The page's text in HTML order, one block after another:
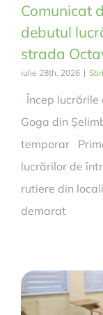
Comunicat
debutul
strada
iulie 28th, 2026 | Stiri
Încep
Goga din
temporar
lucrărilor de
rutiere din
demarat